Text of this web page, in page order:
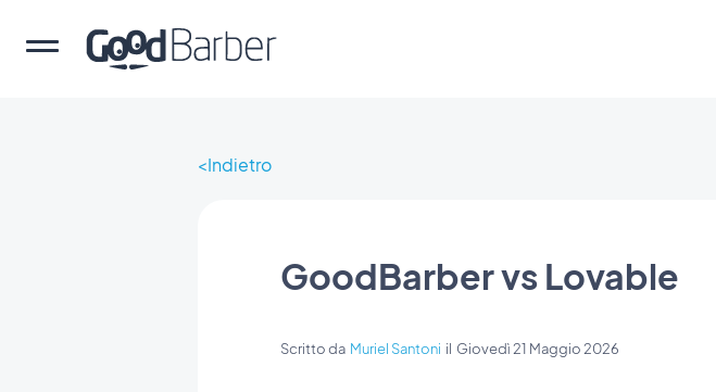
Indietro
GoodBarber vs Lovable
Scritto da Muriel Santoni il Giovedì 21 Maggio 2026